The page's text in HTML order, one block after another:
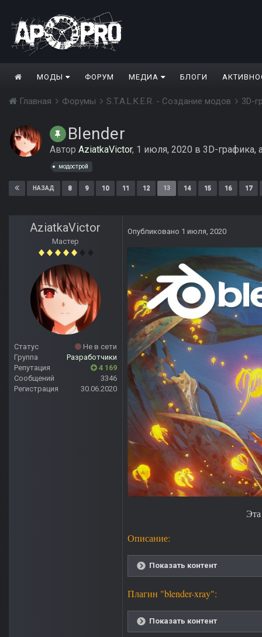
МОДЫ ФОРУМ МЕДИА БЛОГИ
Главная Форумы S.T.A.L.K.E.R. - Создание модов 3D-
Blender
Автор AziatkaVictor, 1 июля, 2020 в 3D-графика,
модострой
НАЗАД 8 9 10 11 12 13 14 15 16 17
AziatkaVictor
Мастер
Статус
Не в сети
Группа
Разработчики
Репутация
4 169
Сообщений
3346
Регистрация
30.06.2020
Опубликовано 1 июля, 2020
Описание:
Показать контент
Плагин "blender-xray":
Показать контент